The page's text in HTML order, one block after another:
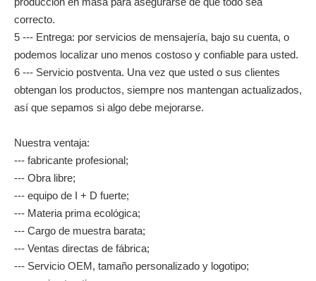
-Bottle Abreer, etiqueta de perro, otros regalos de promoción.
Orden en proceso:
1 --- Confirmación en los detalles del pedido.
2 --- Proporcionarnos un archivo AI o PDF para que nuestro
diseñador haga una prueba para su confirmación para hacer
3 --- Después de recibir su confirmación en depósito o pago
completo, comenzamos la producción.
4 --- Le enviaremos fotos de productos terminados de la
producción en masa para asegurarse de que todo sea
5 --- Entrega: por servicios de mensajería, bajo su cuenta, o
podemos localizar uno menos costoso y confiable para usted.
6 --- Servicio postventa. Una vez que usted o sus clientes